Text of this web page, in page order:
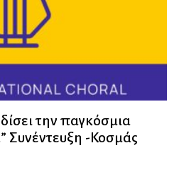
την παγκόσμια
Συνέντευξη -Κοσμάς